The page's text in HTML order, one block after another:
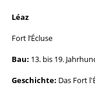
Léaz
Fort l’Écluse
Bau: 13. bis 19.
Geschichte: Das Fort